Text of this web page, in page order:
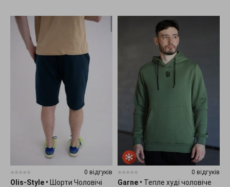
0 відгуків
Olis-Style •
Шорти Чоловічі
0 відгуків
Garne • Тепле худі чоловіче